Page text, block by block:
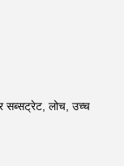
सब्सट्रेट, लोच, उच्च